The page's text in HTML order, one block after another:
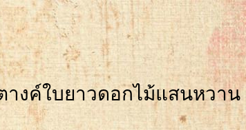
างค์ใบยาวดอกไม้แสนหวาน